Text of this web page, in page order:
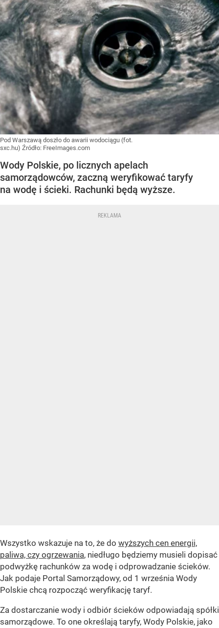
Pod Warszawą doszło do awarii wodociągu (fot.
sxc.hu) Źródło: FreeImages.com
Wody Polskie, po licznych apelach
samorządowców, zaczną weryfikować taryfy
na wodę i ścieki. Rachunki będą wyższe.
Wszystko wskazuje na to, że do wyższych cen energii,
paliwa, czy ogrzewania, niedługo będziemy musieli dopisać
podwyżkę rachunków za wodę i odprowadzanie ścieków.
Jak podaje Portal Samorządowy, od 1 września Wody
Polskie chcą rozpocząć weryfikację taryf.
Za dostarczanie wody i odbiór ścieków odpowiadają spółki
samorządowe. To one określają taryfy, Wody Polskie, jako